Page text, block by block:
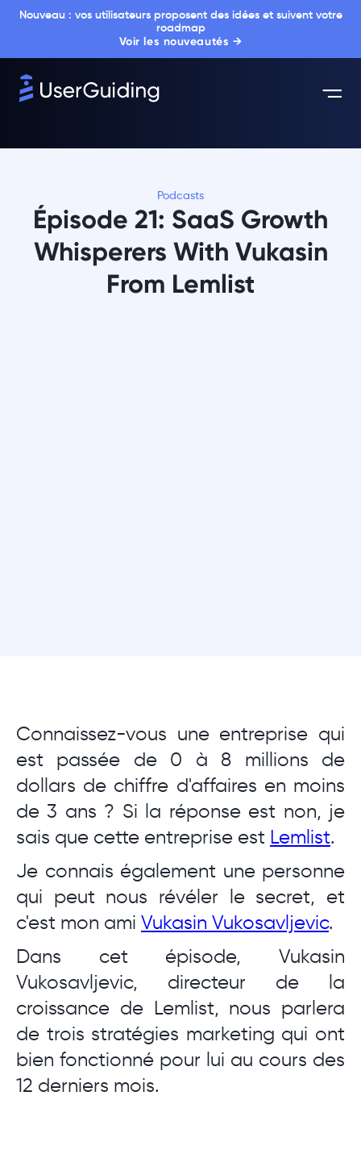
Nouveau : vos utilisateurs proposent des idées et suivent votre
roadmap
Voir les nouveautés →
Podcasts
Épisode 21: SaaS Growth
Whisperers With Vukasin
From Lemlist
Connaissez-vous une entreprise qui
est passée de 0 à 8 millions de
dollars de chiffre d'affaires en moins
de 3 ans ? Si la réponse est non, je
sais que cette entreprise est Lemlist.
Je connais également une personne
qui peut nous révéler le secret, et
c'est mon ami Vukasin Vukosavljevic.
Dans cet épisode, Vukasin
Vukosavljevic, directeur de la
croissance de Lemlist, nous parlera
de trois stratégies marketing qui ont
bien fonctionné pour lui au cours des
12 derniers mois.